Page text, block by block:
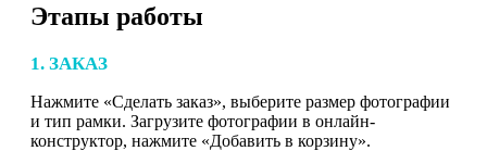
Этапы работы
1. ЗАКАЗ
Нажмите «Сделать заказ», выберите размер фотографии
и тип рамки. Загрузите фотографии в онлайн-
конструктор, нажмите «Добавить в корзину».